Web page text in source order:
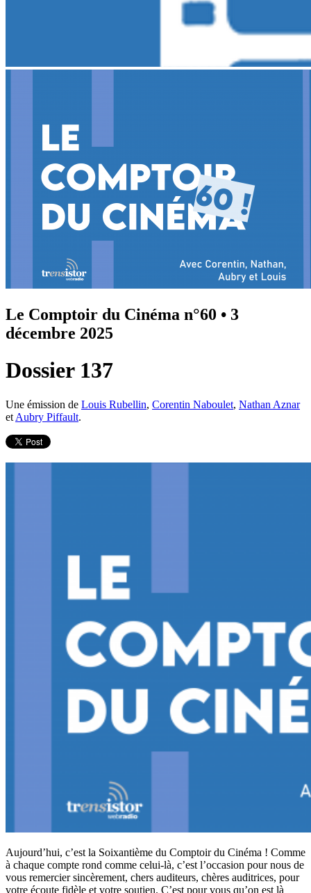
Le Comptoir du Cinéma n°60 • 3
décembre 2025
Dossier 137
Une émission de Louis Rubellin, Corentin Naboulet, Nathan Aznar
et Aubry Piffault.
Aujourd’hui, c’est la Soixantième du Comptoir du Cinéma ! Comme
à chaque compte rond comme celui-là, c’est l’occasion pour nous de
vous remercier sincèrement, chers auditeurs, chères auditrices, pour
votre écoute fidèle et votre soutien. C’est pour vous qu’on est là